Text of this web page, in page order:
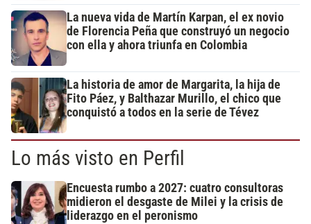
La nueva vida de Martín Karpan, el ex novio
de Florencia Peña que construyó un negocio
con ella y ahora triunfa en Colombia
La historia de amor de Margarita, la hija de
Fito Páez, y Balthazar Murillo, el chico que
conquistó a todos en la serie de Tévez
Lo más visto en Perfil
Encuesta rumbo a 2027: cuatro consultoras
midieron el desgaste de Milei y la crisis de
liderazgo en el peronismo